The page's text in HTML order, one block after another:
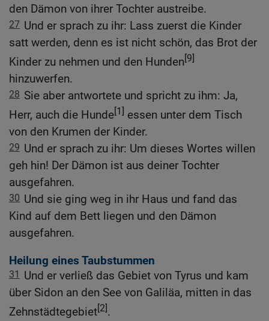
den Dämon von ihrer Tochter austreibe.
27 Und er sprach zu ihr: Lass zuerst die Kinder
satt werden, denn es ist nicht schön, das Brot der
Kinder zu nehmen und den Hunden[9]
hinzuwerfen.
28 Sie aber antwortete und spricht zu ihm: Ja,
Herr, auch die Hunde[1] essen unter dem Tisch
von den Krumen der Kinder.
29 Und er sprach zu ihr: Um dieses Wortes willen
geh hin! Der Dämon ist aus deiner Tochter
ausgefahren.
30 Und sie ging weg in ihr Haus und fand das
Kind auf dem Bett liegen und den Dämon
ausgefahren.
Heilung eines Taubstummen
31 Und er verließ das Gebiet von Tyrus und kam
über Sidon an den See von Galiläa, mitten in das
Zehnstädtegebiet[2].